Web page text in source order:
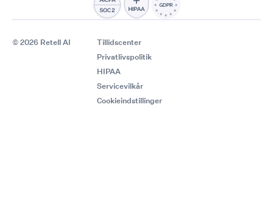
© 2026 Retell AI
Tillidscenter
Privatlivspolitik
HIPAA
Servicevilkår
Cookieindstillinger